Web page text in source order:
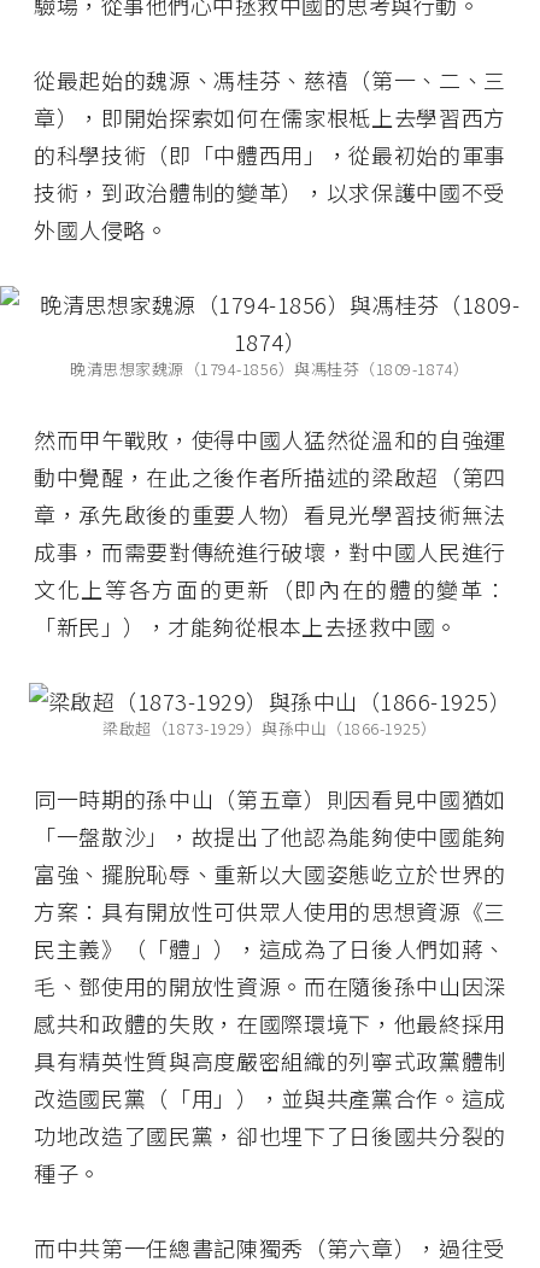
從最起始的魏源、馮桂芬、慈禧（第一、二、三
章），即開始探索如何在儒家根柢上去學習西方
的科學技術（即「中體西用」，從最初始的軍事
技術，到政治體制的變革），以求保護中國不受
外國人侵略。
晚清思想家魏源（1794-1856）與馮桂芬（1809-1874）
然而甲午戰敗，使得中國人猛然從溫和的自強運
動中覺醒，在此之後作者所描述的梁啟超（第四
章，承先啟後的重要人物）看見光學習技術無法
成事，而需要對傳統進行破壞，對中國人民進行
文化上等各方面的更新（即內在的體的變革：
「新民」），才能夠從根本上去拯救中國。
梁啟超（1873-1929）與孫中山（1866-1925）
同一時期的孫中山（第五章）則因看見中國猶如
「一盤散沙」，故提出了他認為能夠使中國能夠
富強、擺脫恥辱、重新以大國姿態屹立於世界的
方案：具有開放性可供眾人使用的思想資源《三
民主義》（「體」），這成為了日後人們如蔣、
毛、鄧使用的開放性資源。而在隨後孫中山因深
感共和政體的失敗，在國際環境下，他最終採用
具有精英性質與高度嚴密組織的列寧式政黨體制
改造國民黨（「用」），並與共產黨合作。這成
功地改造了國民黨，卻也埋下了日後國共分裂的
種子。
而中共第一任總書記陳獨秀（第六章），過往受